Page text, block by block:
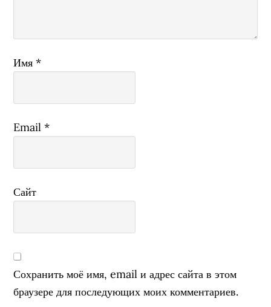
Имя*
Email*
Сайт
Сохранить моё имя, email и адрес сайта в этом
браузере для последующих моих комментариев.